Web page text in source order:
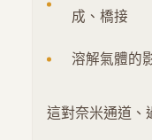
成、橋接
溶解氣體的
這對奈米通道、